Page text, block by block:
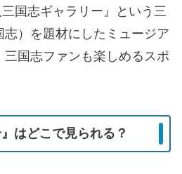
国志ギャラリー』という三
志）を題材にしたミュージア
三国志ファンも楽しめるスポ
はどこで見られる？